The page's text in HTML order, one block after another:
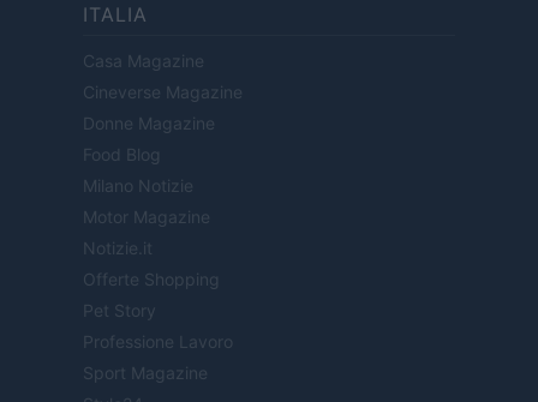
ITALIA
Casa Magazine
Cineverse Magazine
Donne Magazine
Food Blog
Milano Notizie
Motor Magazine
Notizie.it
Offerte Shopping
Pet Story
Professione Lavoro
Sport Magazine